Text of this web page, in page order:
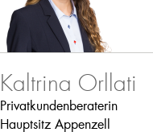
Kaltrina Orllati
Privatkundenberaterin
Hauptsitz Appenzell